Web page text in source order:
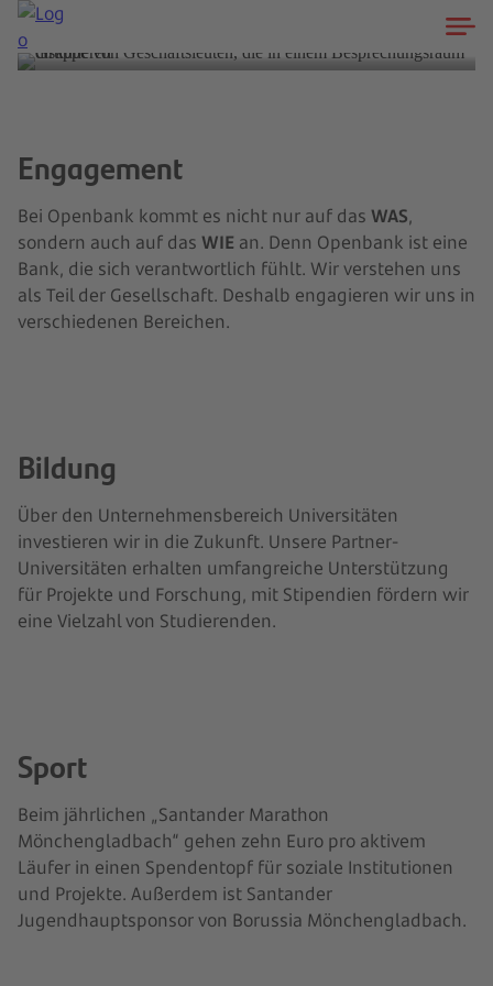
Engagement
Bei Openbank kommt es nicht nur auf das WAS,
sondern auch auf das WIE an. Denn Openbank ist eine
Bank, die sich verantwortlich fühlt. Wir verstehen uns
als Teil der Gesellschaft. Deshalb engagieren wir uns in
verschiedenen Bereichen.
Bildung
Über den Unternehmensbereich Universitäten
investieren wir in die Zukunft. Unsere Partner-
Universitäten erhalten umfangreiche Unterstützung
für Projekte und Forschung, mit Stipendien fördern wir
eine Vielzahl von Studierenden.
Sport
Beim jährlichen „Santander Marathon
Mönchengladbach“ gehen zehn Euro pro aktivem
Läufer in einen Spendentopf für soziale Institutionen
und Projekte. Außerdem ist Santander
Jugendhauptsponsor von Borussia Mönchengladbach.